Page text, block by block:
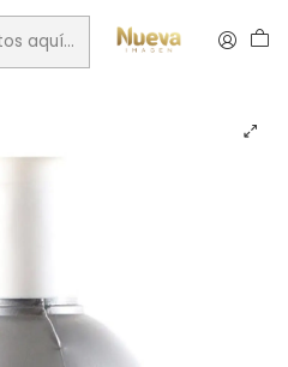
por Marca
1000 ML BYDUO 12,5 VOL